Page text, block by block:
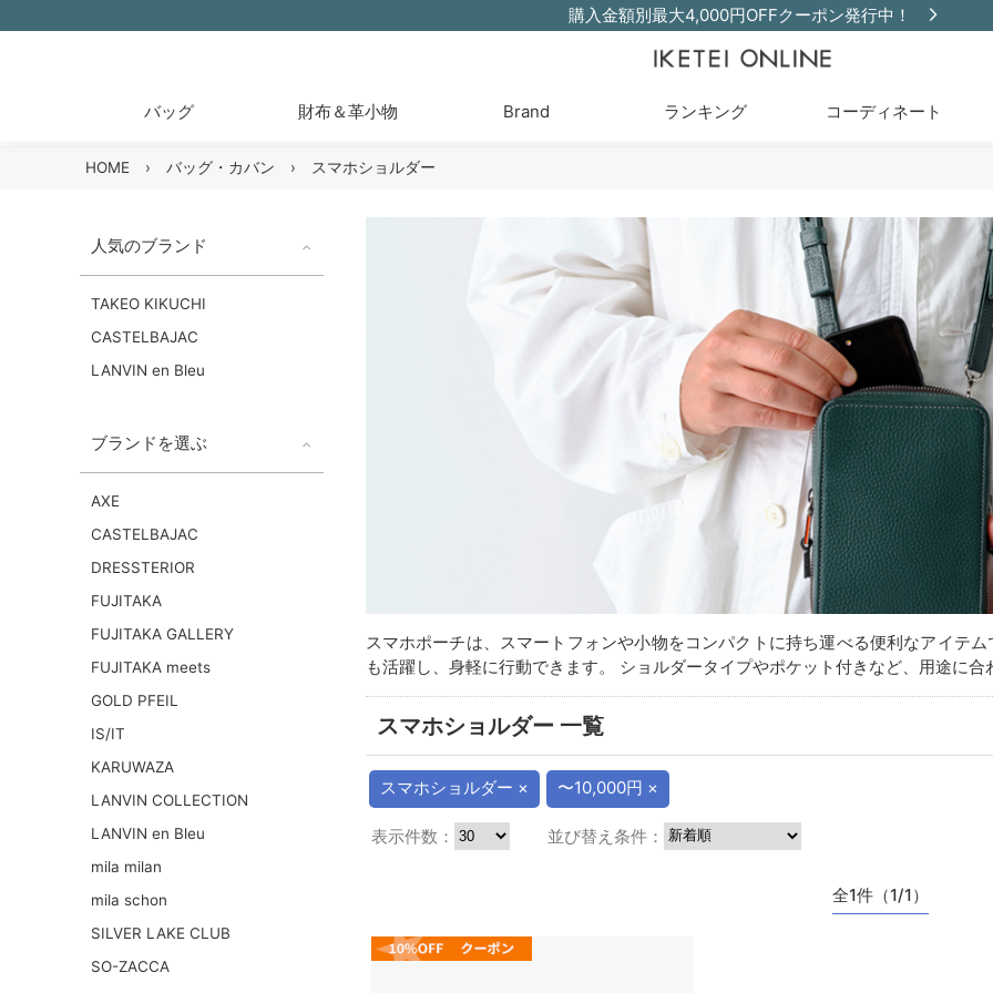
購入金額別最大4,000円OFFクーポン発行中！
バッグ 財布＆革小物 Brand ランキング コーディネート
HOME › バッグ・カバン › スマホショルダー
人気のブランド
TAKEO KIKUCHI
CASTELBAJAC
LANVIN en Bleu
ブランドを選ぶ
AXE
CASTELBAJAC
DRESSTERIOR
FUJITAKA
FUJITAKA GALLERY
FUJITAKA meets
GOLD PFEIL
IS/IT
KARUWAZA
LANVIN COLLECTION
LANVIN en Bleu
mila milan
mila schon
SILVER LAKE CLUB
SO-ZACCA
スマホポーチは、スマートフォンや小物をコンパクトに持ち運べる便利なアイテ
も活躍し、身軽に行動できます。 ショルダータイプやポケット付きなど、用途に
スマホショルダー 一覧
スマホショルダー × 〜10,000円 ×
表示件数： 並び替え条件：
全1件（1/1）